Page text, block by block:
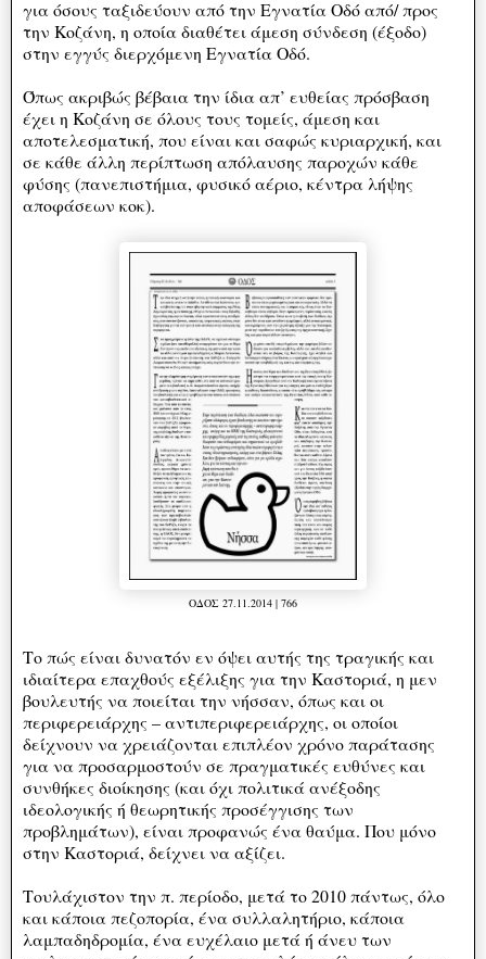
για όσους ταξιδεύουν από την Εγνατία Οδό από/ προς
την Κοζάνη, η οποία διαθέτει άμεση σύνδεση (έξοδο)
στην εγγύς διερχόμενη Εγνατία Οδό.
Όπως ακριβώς βέβαια την ίδια απ’ ευθείας πρόσβαση
έχει η Κοζάνη σε όλους τους τομείς, άμεση και
αποτελεσματική, που είναι και σαφώς κυριαρχική, και
σε κάθε άλλη περίπτωση απόλαυσης παροχών κάθε
φύσης (πανεπιστήμια, φυσικό αέριο, κέντρα λήψης
αποφάσεων κοκ).
ΟΔΟΣ 27.11.2014 | 766
Το πώς είναι δυνατόν εν όψει αυτής της τραγικής και
ιδιαίτερα επαχθούς εξέλιξης για την Καστοριά, η μεν
βουλευτής να ποιείται την νήσσαν, όπως και οι
περιφερειάρχης – αντιπεριφερειάρχης, οι οποίοι
δείχνουν να χρειάζονται επιπλέον χρόνο παράτασης
για να προσαρμοστούν σε πραγματικές ευθύνες και
συνθήκες διοίκησης (και όχι πολιτικά ανέξοδης
ιδεολογικής ή θεωρητικής προσέγγισης των
προβλημάτων), είναι προφανώς ένα θαύμα. Που μόνο
στην Καστοριά, δείχνει να αξίζει.
Τουλάχιστον την π. περίοδο, μετά το 2010 πάντως, όλο
και κάποια πεζοπορία, ένα συλλαλητήριο, κάποια
λαμπαδηδρομία, ένα ευχέλαιο μετά ή άνευ των